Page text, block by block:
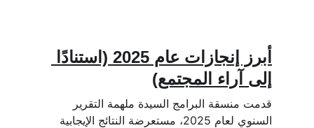
أبرز إنجازات عام 2025 (استنادًا
إلى آراء المجتمع)
قدمت منسقة البرامج السيدة ملهمة التقرير
السنوي لعام 2025، مستعرضة النتائج الإيجابية